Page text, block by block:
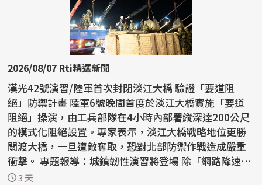
2026/08/07 Rti精選新聞
漢光42號演習/陸軍首次封閉淡江大橋 驗證「要道阻
絕」防禦計畫 陸軍6號晚間首度於淡江大橋實施「要道
阻絕」操演，由工兵部隊在4小時內部署縱深達200公尺
的模式化阻絕設置。專家表示，淡江大橋戰略地位更勝
關渡大橋，一旦遭敵奪取，恐對北部防禦作戰造成嚴重
衝擊。 專題報導：城鎮韌性演習將登場 除「網路降速、
躲3...
3 天